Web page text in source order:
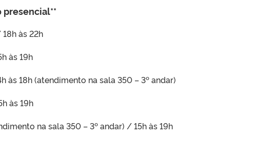
às 22h
às 19h
às 18h (atendimento na sala 350 – 3º andar)
às 19h
na sala 350 – 3º andar) / 15h às 19h